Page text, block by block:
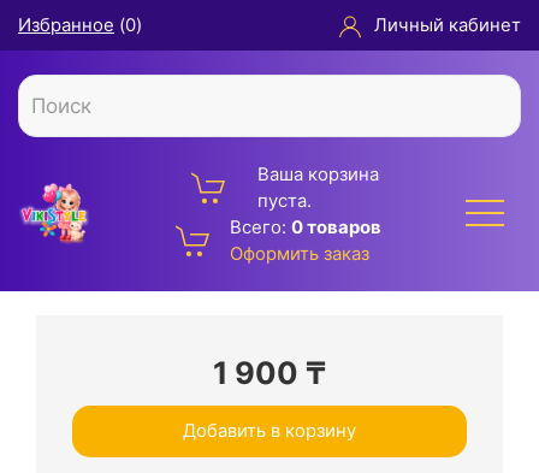
Избранное (0) Личный кабинет
Ваша корзина
пуста.
Всего: 0 товаров
Оформить заказ
1 900 ₸
Добавить в корзину